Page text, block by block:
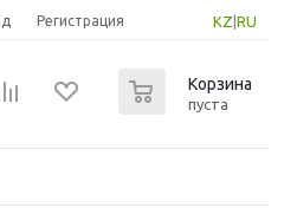
KZ RU
Регистрация
Корзина
пуста